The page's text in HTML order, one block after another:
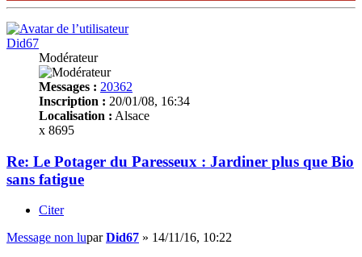
Did67
Modérateur
Messages : 20362
Inscription : 20/01/08, 16:34
Localisation : Alsace
x 8695
Re: Le Potager du Paresseux : Jardiner plus que Bio
sans fatigue
Citer
Message non luparDid67 » 14/11/16, 10:22